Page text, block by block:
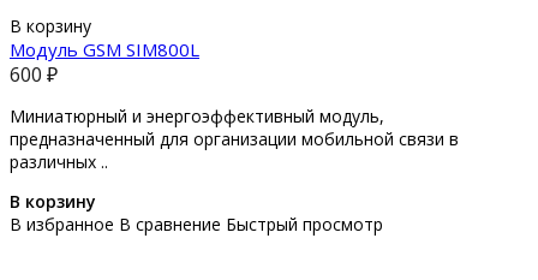
В корзину
Модуль GSM SIM800L
600 ₽
Миниатюрный и энергоэффективный модуль,
предназначенный для организации мобильной связи в
различных ..
В корзину
В избранное В сравнение Быстрый просмотр